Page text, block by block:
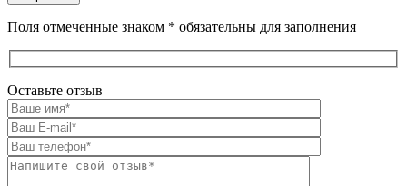
Поля отмеченные знаком * обязательны для заполнения
Оставьте отзыв